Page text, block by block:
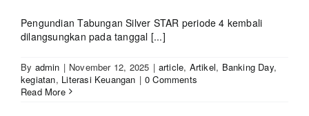
Pengundian Tabungan Silver STAR periode 4 kembali
dilangsungkan pada tanggal [...]
By admin | November 12, 2025 | article, Artikel, Banking Day,
kegiatan, Literasi Keuangan | 0 Comments
Read More